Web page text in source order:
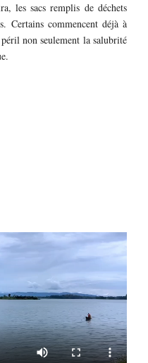
les sacs remplis de déchets
Certains commencent déjà à
non seulement la salubrité